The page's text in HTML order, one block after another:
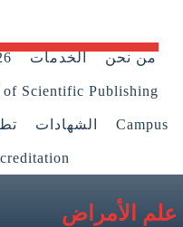
من نحن الخدمات
Scientific Publishing
Campus الشهادات
علم الأمراض